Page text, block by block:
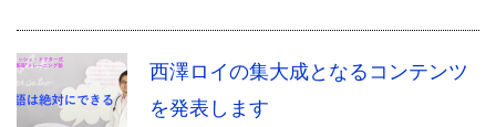
西澤ロイの集大成となるコンテンツ
を発表します